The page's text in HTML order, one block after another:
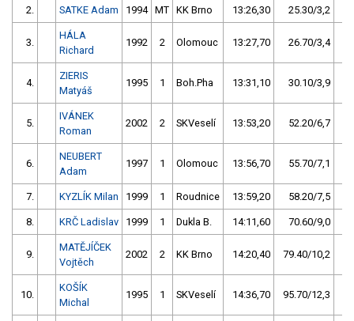
2. SATKE Adam 1994 MT KK Brno 13:26,30 25.30/3,2
3.
HÁLA
Richard
1992 2 Olomouc 13:27,70 26.70/3,4
4.
ZIERIS
Matyáš
1995 1 Boh.Pha 13:31,10 30.10/3,9
5.
IVÁNEK
Roman
2002 2 SKVeselí 13:53,20 52.20/6,7
6.
NEUBERT
Adam
1997 1 Olomouc 13:56,70 55.70/7,1
7. KYZLÍK Milan 1999 1 Roudnice 13:59,20 58.20/7,5
8. KRČ Ladislav 1999 1 Dukla B. 14:11,60 70.60/9,0
9.
MATĚJÍČEK
Vojtěch
2002 2 KK Brno 14:20,40 79.40/10,2
10.
KOŠÍK
Michal
1995 1 SKVeselí 14:36,70 95.70/12,3